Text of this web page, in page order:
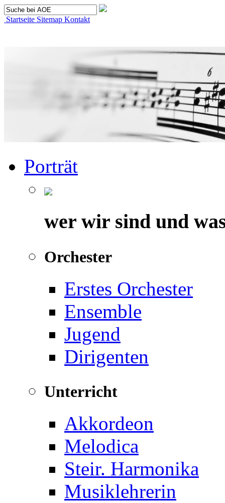
Startseite Sitemap Kontakt
Porträt
wer wir sind und
Orchester
Erstes Orchester
Ensemble
Jugend
Dirigenten
Unterricht
Akkordeon
Melodica
Steir. Harmonika
Musiklehrerin